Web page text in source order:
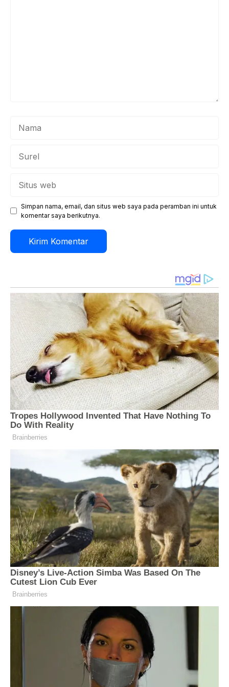
Simpan nama, email, dan situs web saya pada peramban ini untuk
komentar saya berikutnya.